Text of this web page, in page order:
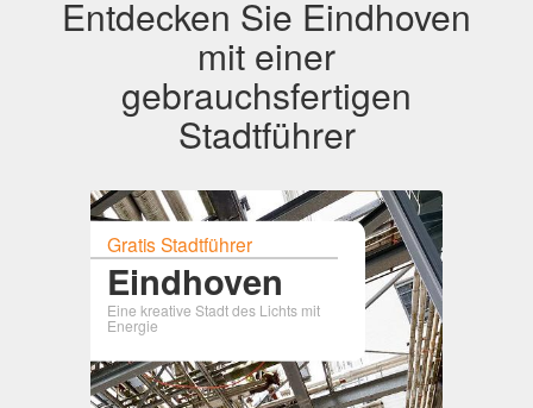
Entdecken Sie Eindhoven
mit einer
gebrauchsfertigen
Stadtführer
Gratis Stadtführer
Eindhoven
Eine kreative Stadt des Lichts mit
Energie